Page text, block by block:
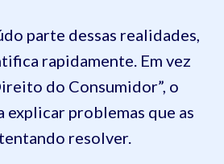
parte dessas realidades,
rapidamente. Em vez
do Consumidor”, o
explicar problemas que as
resolver.